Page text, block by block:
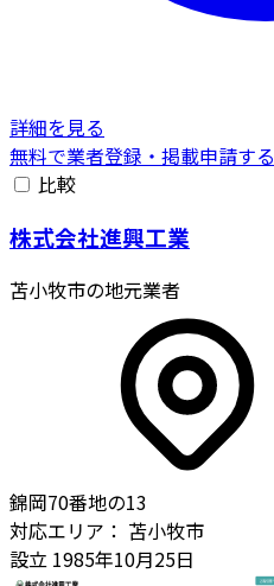
詳細を見る
無料で業者登録・掲載申請する
比較
株式会社進興工業
苫小牧市の地元業者
錦岡70番地の13
対応エリア： 苫小牧市
設立 1985年10月25日